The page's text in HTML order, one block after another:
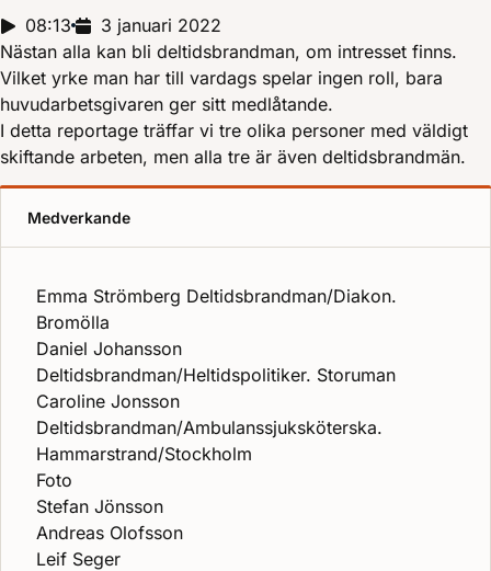
Reportagelängd:
08:13 Releasedatum:
3 januari 2022
Nästan alla kan bli deltidsbrandman, om intresset finns.
Vilket yrke man har till vardags spelar ingen roll, bara
huvudarbetsgivaren ger sitt medlåtande.
I detta reportage träffar vi tre olika personer med väldigt
skiftande arbeten, men alla tre är även deltidsbrandmän.
Medverkande
Emma Strömberg Deltidsbrandman/Diakon.
Bromölla
Daniel Johansson
Deltidsbrandman/Heltidspolitiker. Storuman
Caroline Jonsson
Deltidsbrandman/Ambulanssjuksköterska.
Hammarstrand/Stockholm
Foto
Stefan Jönsson
Andreas Olofsson
Leif Seger